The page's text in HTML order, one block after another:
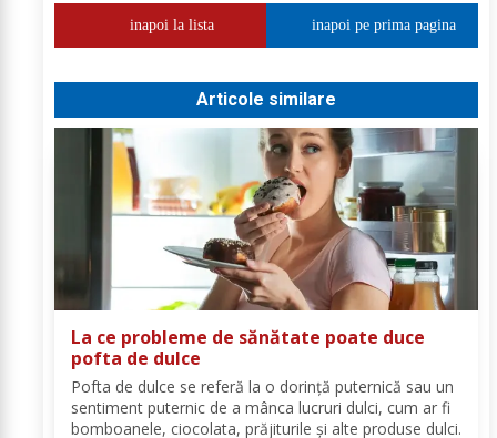
inapoi la lista inapoi pe prima pagina
Articole similare
La ce probleme de sănătate poate duce
pofta de dulce
Pofta de dulce se referă la o dorință puternică sau un
sentiment puternic de a mânca lucruri dulci, cum ar fi
bomboanele, ciocolata, prăjiturile și alte produse dulci.